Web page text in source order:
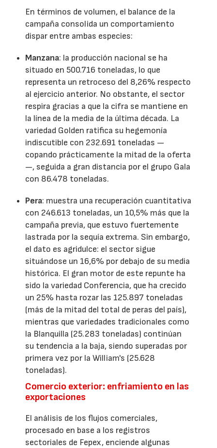
En términos de volumen, el balance de la
campaña consolida un comportamiento
dispar entre ambas especies:
Manzana: la producción nacional se ha
situado en 500.716 toneladas, lo que
representa un retroceso del 8,26% respecto
al ejercicio anterior. No obstante, el sector
respira gracias a que la cifra se mantiene en
la línea de la media de la última década. La
variedad Golden ratifica su hegemonía
indiscutible con 232.691 toneladas —
copando prácticamente la mitad de la oferta
—, seguida a gran distancia por el grupo Gala
con 86.478 toneladas.
Pera: muestra una recuperación cuantitativa
con 246.613 toneladas, un 10,5% más que la
campaña previa, que estuvo fuertemente
lastrada por la sequía extrema. Sin embargo,
el dato es agridulce: el sector sigue
situándose un 16,6% por debajo de su media
histórica. El gran motor de este repunte ha
sido la variedad Conferencia, que ha crecido
un 25% hasta rozar las 125.897 toneladas
(más de la mitad del total de peras del país),
mientras que variedades tradicionales como
la Blanquilla (25.283 toneladas) continúan
su tendencia a la baja, siendo superadas por
primera vez por la William's (25.628
toneladas).
Comercio exterior: enfriamiento en las
exportaciones
El análisis de los flujos comerciales,
procesado en base a los registros
sectoriales de Fepex, enciende algunas